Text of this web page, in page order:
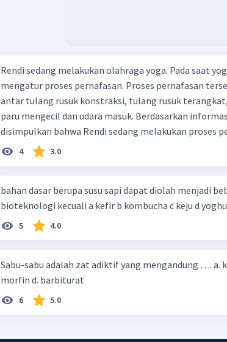
Rendi sedang melakukan olahraga yoga. Pada saat
mengatur proses pernafasan. Proses pernafasan
antar tulang rusuk konstraksi, tulang rusuk
paru mengecil dan udara masuk. Berdasarkan
disimpulkan bahwa Rendi sedang melakukan proses
4 3.0
bahan dasar berupa susu sapi dapat diolah menjadi
bioteknologi kecuali a kefir b kombucha c keju d
5 4.0
Sabu-sabu adalah zat adiktif yang mengandung …. a.
morfin d. barbiturat
6 5.0